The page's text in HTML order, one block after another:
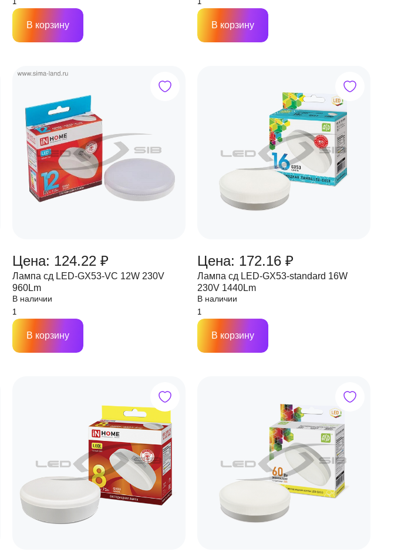
В корзину В корзину
Цена: 124.22 ₽
Лампа сд LED-GX53-VC 12W 230V
960Lm
В наличии
В корзину
Цена: 172.16 ₽
Лампа сд LED-GX53-standard 16W
230V 1440Lm
В наличии
В корзину